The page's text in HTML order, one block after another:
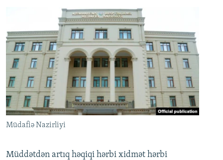
Müdafiə Nazirliyi
Müddətdən artıq həqiqi hərbi xidmət hərbi